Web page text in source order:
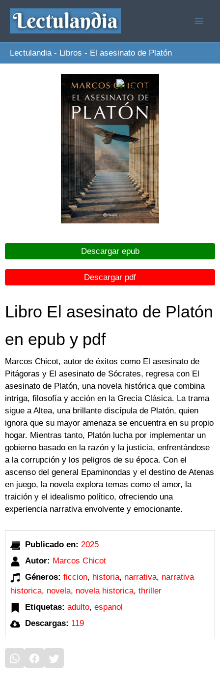
contenido
Lectulandia- Libros - El asesinato de Platón
Descargar epub
Descargar pdf
Libro El asesinato de Platón
en epub y pdf
Marcos Chicot, autor de éxitos como El asesinato de
Pitágoras y El asesinato de Sócrates, regresa con El
asesinato de Platón, una novela histórica que combina
intriga, filosofía y acción en la Grecia Clásica. La trama
sigue a Altea, una brillante discípula de Platón, quien
ignora que su mayor amenaza se encuentra en su propio
hogar. Mientras tanto, Platón lucha por implementar un
gobierno basado en la razón y la justicia, enfrentándose
a la corrupción y los peligros de su época. Con el
ascenso del general Epaminondas y el destino de Atenas
en juego, la novela explora temas como el amor, la
traición y el idealismo político, ofreciendo una
experiencia narrativa envolvente y emocionante.
Publicado en: 2025
Autor: Marcos Chicot
Géneros: ficcion, historia, narrativa, narrativa
historica, novela, novela historica, thriller
Etiquetas: adulto, espanol
Descargas: 119